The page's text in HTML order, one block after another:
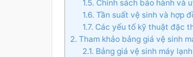
1.5. Chính sách bảo hành và
1.6. Tần suất vệ sinh và hợp
1.7. Các yếu tố kỹ thuật đặc
2. Tham khảo bảng giá vệ sinh
2.1. Bảng giá vệ sinh máy